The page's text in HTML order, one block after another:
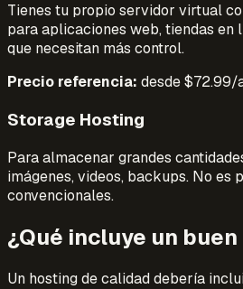
Tienes tu propio servidor virtual
para aplicaciones web, tiendas en
que necesitan más control.
Precio referencia: desde $72.99/
Storage Hosting
Para almacenar grandes
imágenes, videos, backups. No es
convencionales.
¿Qué incluye un
Un hosting de calidad debería